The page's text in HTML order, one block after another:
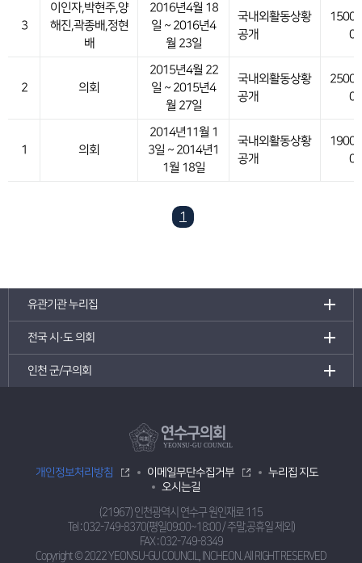
3
이인자,박현주,양
해진,곽종배,정현
배
2016년4월 18
일 ~ 2016년4
월 23일
국내외활동상황
공개
0
2 의회
2015년4월 22
일 ~ 2015년4
월 27일
국내외활동상황
공개
0
1 의회
2014년11월 1
3일 ~ 2014년1
1월 18일
국내외활동상황
공개
0
1
유관기관 누리집
전국 시·도 의회
인천 군/구의회
연수구의회
YEONSU-GU COUNCIL
개인정보처리방침 이메일무단수집거부
누리집 지도
오시는길
(21967) 인천광역시 연수구 원인재로 115
Tel :032-749-8370(평일09:00~18:00 / 주말,공휴일 제외)
FAX : 032-749-8349
Copyright © 2022 YEONSU-GU COUNCIL, INCHEON. All RIGHT RESERVED